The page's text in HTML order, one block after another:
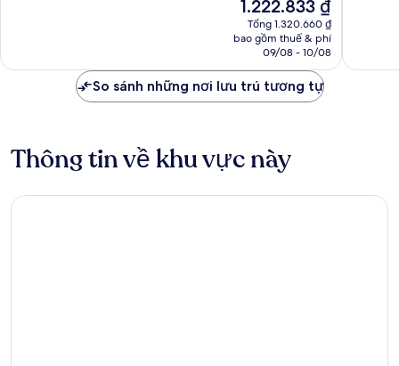
xét
hiện
tại
1.222.833 ₫
1.222.833 ₫
Tổng 1.320.660 ₫
bao gồm thuế & phí
09/08 - 10/08
Nẵng
xét
So sánh những nơi lưu trú tương tự
Thông tin về khu vực này